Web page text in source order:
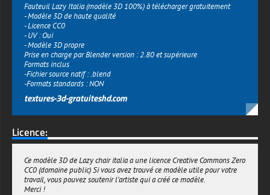
Fauteuil Lazy Italia (modèle 3D 100%) à télécharger gratuitement
- Modèle 3D de haute qualité
- Licence CC0
- UV : Oui
- Modèle 3D propre
Prise en charge par Blender version : 2.80 et supérieure
Formats inclus
-Fichier source natif : .blend
-Formats standards : NON
textures-3d-gratuiteshd.com
Licence:
Ce modèle 3D de Lazy chair italia a une licence Creative Commons Zero
CC0 (domaine public) Si vous avez trouvé ce modèle utile pour votre
travail, vous pouvez soutenir l'artiste qui a créé ce modèle.
Merci !